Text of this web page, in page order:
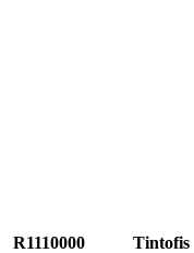
R1110000 Tintofis